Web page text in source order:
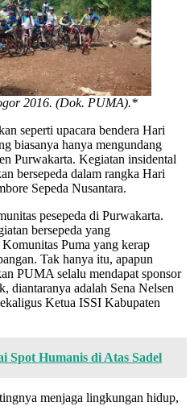
2016. (Dok. PUMA).*
seperti upacara bendera Hari
biasanya hanya mengundang
Purwakarta. Kegiatan insidental
bersepeda dalam rangka Hari
Sepeda Nusantara.
pesepeda di Purwakarta.
bersepeda yang
Puma yang kerap
Tak hanya itu, apapun
PUMA selalu mendapat sponsor
diantaranya adalah Sena Nelsen
Ketua ISSI Kabupaten
Spot Humanis di Atas Sadel
menjaga lingkungan hidup,